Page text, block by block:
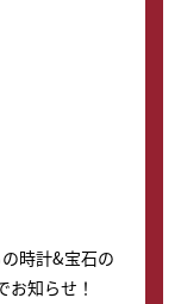
時計&宝石の
知らせ！